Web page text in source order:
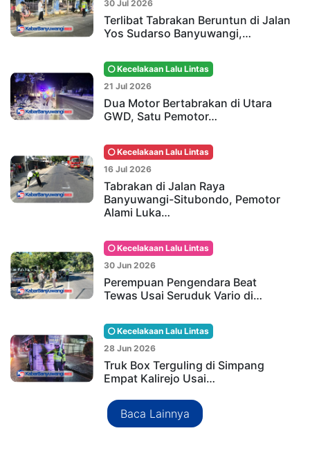
30 Jul 2026
Terlibat Tabrakan Beruntun di Jalan
Yos Sudarso Banyuwangi,…
Kecelakaan Lalu Lintas
21 Jul 2026
Dua Motor Bertabrakan di Utara
GWD, Satu Pemotor…
Kecelakaan Lalu Lintas
16 Jul 2026
Tabrakan di Jalan Raya
Banyuwangi-Situbondo, Pemotor
Alami Luka…
Kecelakaan Lalu Lintas
30 Jun 2026
Perempuan Pengendara Beat
Tewas Usai Seruduk Vario di…
Kecelakaan Lalu Lintas
28 Jun 2026
Truk Box Terguling di Simpang
Empat Kalirejo Usai…
Baca Lainnya